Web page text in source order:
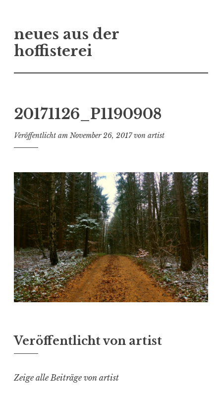
Inhalt
springen
neues aus der
hoffisterei
20171126_P1190908
Veröffentlicht am November 26, 2017von artist
Veröffentlicht von artist
Zeige alle Beiträge von artist